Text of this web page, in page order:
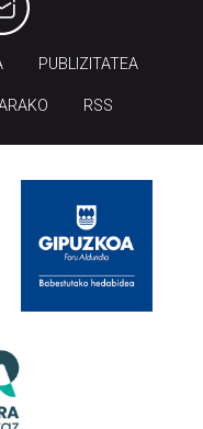
PUBLIZITATEA
RSS